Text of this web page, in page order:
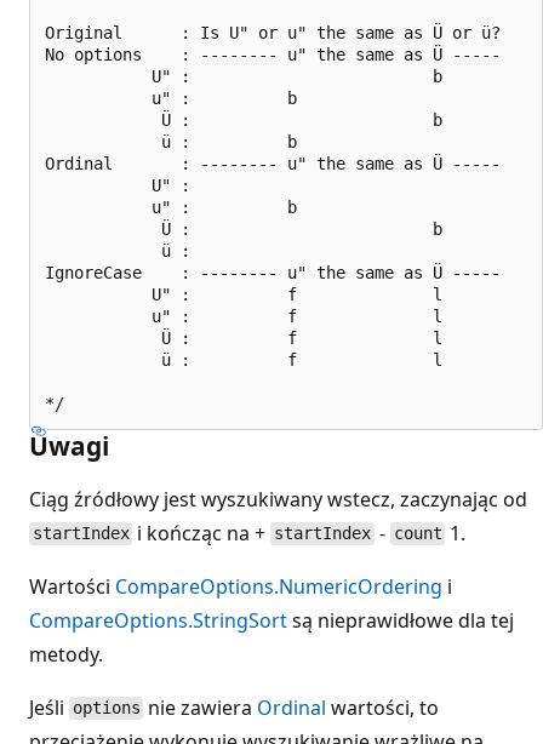
Original      : Is U" or u" the same as Ü or ü?
No options    : -------- u" the same as Ü -----
           U" :                         b
           u" :          b
            Ü :                         b
            ü :          b
Ordinal       : -------- u" the same as Ü -----
           U" :
           u" :          b
            Ü :                         b
            ü :
IgnoreCase    : -------- u" the same as Ü -----
           U" :          f              l
           u" :          f              l
            Ü :          f              l
            ü :          f              l
Uwagi
Ciąg źródłowy jest wyszukiwany wstecz, zaczynając od
startIndex i kończąc na + startIndex - count 1.
Wartości CompareOptions.NumericOrdering i
CompareOptions.StringSortsą nieprawidłowe dla tej
metody.
Jeśli options nie zawiera Ordinal wartości, to